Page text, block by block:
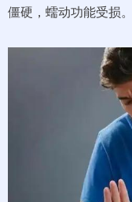
僵硬，蠕动功能受损。